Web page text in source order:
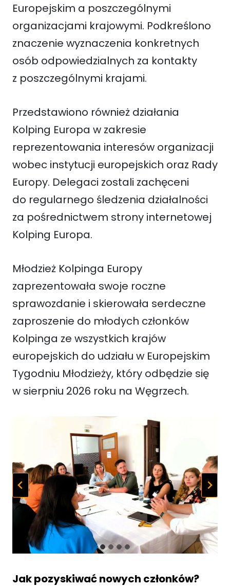
Europejskim a poszczególnymi
organizacjami krajowymi. Podkreślono
znaczenie wyznaczenia konkretnych
osób odpowiedzialnych za kontakty
z poszczególnymi krajami.
Przedstawiono również działania
Kolping Europa w zakresie
reprezentowania interesów organizacji
wobec instytucji europejskich oraz Rady
Europy. Delegaci zostali zachęceni
do regularnego śledzenia działalności
za pośrednictwem strony internetowej
Kolping Europa.
Młodzież Kolpinga Europy
zaprezentowała swoje roczne
sprawozdanie i skierowała serdeczne
zaproszenie do młodych członków
Kolpinga ze wszystkich krajów
europejskich do udziału w Europejskim
Tygodniu Młodzieży, który odbędzie się
w sierpniu 2026 roku na Węgrzech.
Jak pozyskiwać nowych członków?